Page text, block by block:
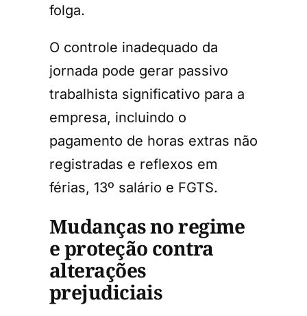
folga.
O controle inadequado da
jornada pode gerar passivo
trabalhista significativo para a
empresa, incluindo o
pagamento de horas extras não
registradas e reflexos em
férias, 13º salário e FGTS.
Mudanças no regime
e proteção contra
alterações
prejudiciais